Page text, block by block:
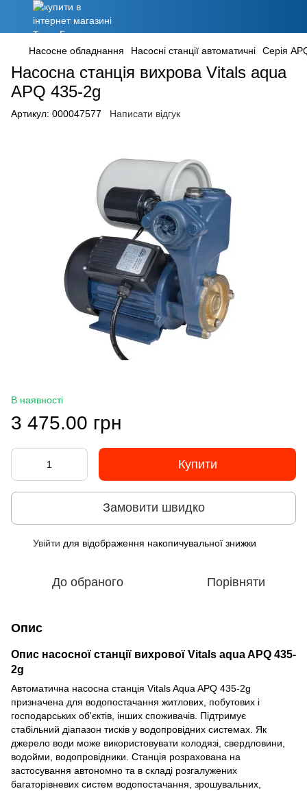
Насосне обладнання Насосні станції автоматичні Серія
Насосна станція вихрова Vitals aqua
APQ 435-2g
Артикул: 000047577 Написати відгук
В наявності
3 475.00 грн
Купити
Замовити швидко
Увійти для відображення накопичувальної знижки
До обраного Порівняти
Опис
Опис насосної станції вихрової Vitals aqua APQ 435-
2g
Автоматична насосна станція Vitals Aqua APQ 435-2g
призначена для водопостачання житлових, побутових і
господарських об'єктів, інших споживачів. Підтримує
стабільний діапазон тисків у водопровідних системах. Як
джерело води може використовувати колодязі, свердловини,
водойми, водопровідники. Станція розрахована на
застосування автономно та в складі розгалужених
багаторівневих систем водопостачання, зрошувальних,